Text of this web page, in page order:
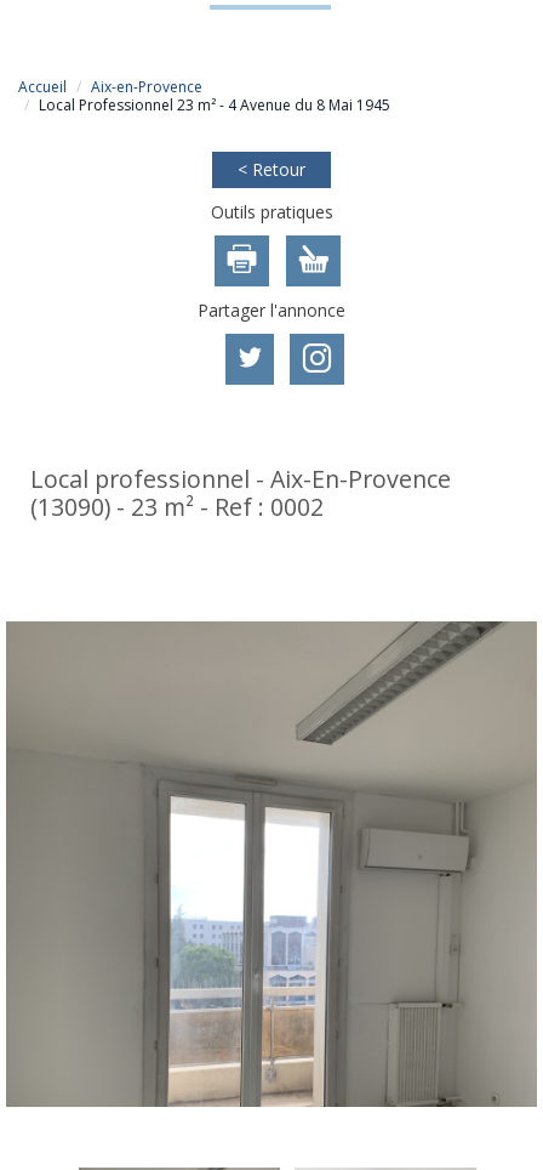
Accueil
Aix-en-Provence
Local Professionnel 23 m² - 4 Avenue du 8 Mai 1945
< Retour
Outils pratiques
Partager l'annonce
Local professionnel - Aix-En-Provence
(13090) - 23 m² - Ref : 0002